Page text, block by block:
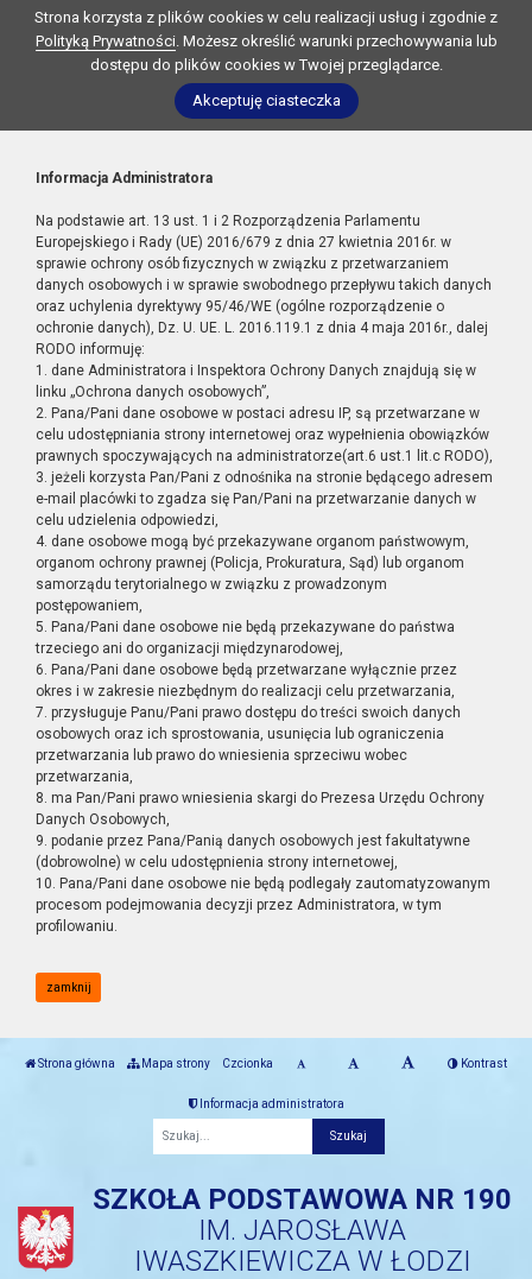
Strona korzysta z plików cookies w celu realizacji usług i zgodnie z
Polityką Prywatności. Możesz określić warunki przechowywania lub
dostępu do plików cookies w Twojej przeglądarce.
Akceptuję ciasteczka
Informacja Administratora
Na podstawie art. 13 ust. 1 i 2 Rozporządzenia Parlamentu
Europejskiego i Rady (UE) 2016/679 z dnia 27 kwietnia 2016r. w
sprawie ochrony osób fizycznych w związku z przetwarzaniem
danych osobowych i w sprawie swobodnego przepływu takich danych
oraz uchylenia dyrektywy 95/46/WE (ogólne rozporządzenie o
ochronie danych), Dz. U. UE. L. 2016.119.1 z dnia 4 maja 2016r., dalej
RODO informuję:
1. dane Administratora i Inspektora Ochrony Danych znajdują się w
linku „Ochrona danych osobowych”,
2. Pana/Pani dane osobowe w postaci adresu IP, są przetwarzane w
celu udostępniania strony internetowej oraz wypełnienia obowiązków
prawnych spoczywających na administratorze(art.6 ust.1 lit.c RODO),
3. jeżeli korzysta Pan/Pani z odnośnika na stronie będącego adresem
e-mail placówki to zgadza się Pan/Pani na przetwarzanie danych w
celu udzielenia odpowiedzi,
4. dane osobowe mogą być przekazywane organom państwowym,
organom ochrony prawnej (Policja, Prokuratura, Sąd) lub organom
samorządu terytorialnego w związku z prowadzonym
postępowaniem,
5. Pana/Pani dane osobowe nie będą przekazywane do państwa
trzeciego ani do organizacji międzynarodowej,
6. Pana/Pani dane osobowe będą przetwarzane wyłącznie przez
okres i w zakresie niezbędnym do realizacji celu przetwarzania,
7. przysługuje Panu/Pani prawo dostępu do treści swoich danych
osobowych oraz ich sprostowania, usunięcia lub ograniczenia
przetwarzania lub prawo do wniesienia sprzeciwu wobec
przetwarzania,
8. ma Pan/Pani prawo wniesienia skargi do Prezesa Urzędu Ochrony
Danych Osobowych,
9. podanie przez Pana/Panią danych osobowych jest fakultatywne
(dobrowolne) w celu udostępnienia strony internetowej,
10. Pana/Pani dane osobowe nie będą podlegały zautomatyzowanym
procesom podejmowania decyzji przez Administratora, w tym
profilowaniu.
zamknij
Strona główna Mapa strony Czcionka Kontrast
Informacja administratora
SZKOŁA PODSTAWOWA NR 190
IM. JAROSŁAWA
IWASZKIEWICZA W ŁODZI